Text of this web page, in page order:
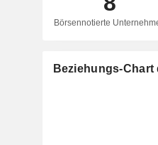
Börsennotierte
Beziehungs-